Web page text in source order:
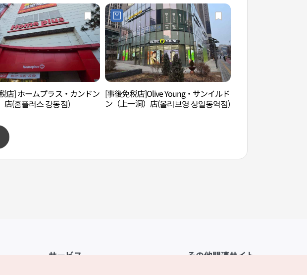
店] ホームプラス・カンドン
店(홈플러스 강동점)
[事後免税店]Olive Young・サンイルド
ン（上一洞）店(올리브영 상일동역점)
サービス その他関連サイト